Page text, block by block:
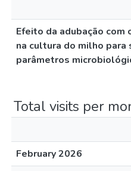
Efeito da adubação com
na cultura do milho para
parâmetros
Total visits per
February 2026